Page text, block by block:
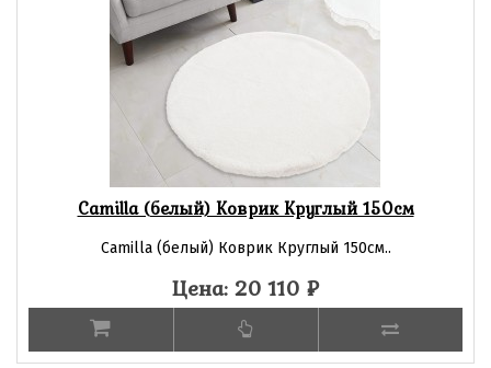
Camilla (белый) Коврик Круглый 150см
Camilla (белый) Коврик Круглый 150см..
Цена: 20 110 ₽